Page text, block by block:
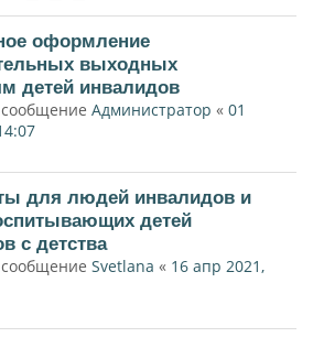
оформление
выходных
детей инвалидов
Администратор « 01
для людей инвалидов и
детей
с детства
Svetlana « 16 апр 2021,